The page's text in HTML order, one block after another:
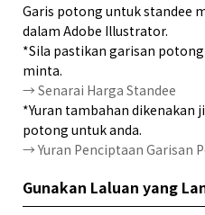
Garis potong untuk standee
dalam Adobe Illustrator.
*Sila pastikan garisan
minta.
→ Senarai Harga Standee
*Yuran tambahan dikenakan
potong untuk anda.
→ Yuran Penciptaan Garisan
Gunakan Laluan yang